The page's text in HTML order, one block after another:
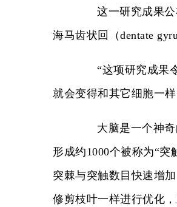
这一研究成果公布
海马齿状回（dentate
“这项研究成果令
就会变得和其它细胞一样
大脑是一个神奇
形成约1000个被称为“
突棘与突触数目快速增
修剪枝叶一样进行优化